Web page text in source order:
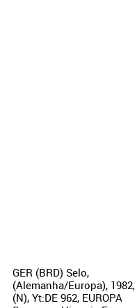
GER (BRD) Selo,
(Alemanha/Europa), 1982,
(N), Yt:DE 962, EUROPA